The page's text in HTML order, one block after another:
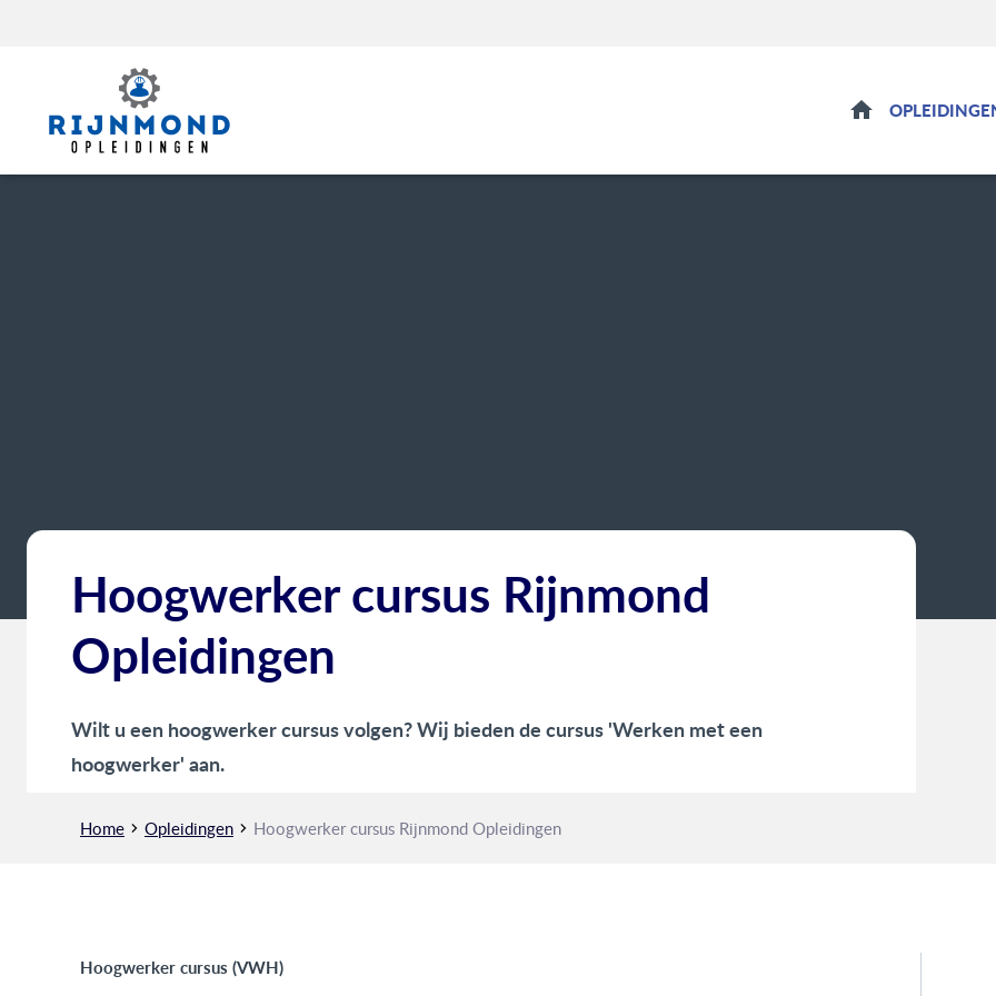
HOME
Hoogwerker cursus Rijnmond
Opleidingen
Wilt u een hoogwerker cursus volgen? Wij bieden de cursus 'Werken met een
hoogwerker' aan.
Home Opleidingen Hoogwerker cursus Rijnmond Opleidingen
Hoogwerker cursus (VWH)